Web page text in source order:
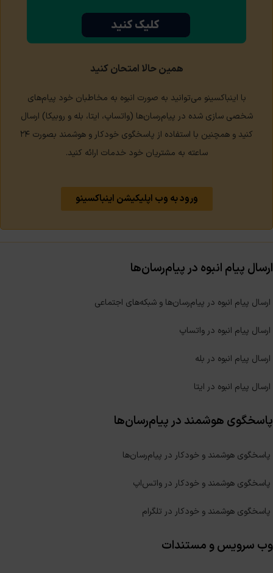
همین حالا امتحان کنید
با اینباکسینو می‌توانید به صورت انبوه به مخاطبان خود پیام‌های
شخصی سازی شده در پیام‌رسان‌ها (واتساپ، ایتا، بله و روبیکا) ارسال
کنید و همچنین با استفاده از پاسخگوی خودکار و هوشمند بصورت ۲۴
ساعته به مشتریان خود خدمات ارائه کنید.
ورود به وب اپلیکیشن اینباکسینو
ارسال پیام انبوه در پیام‌رسان‌ها
ارسال پیام انبوه در پیام‌رسان‌ها و شبکه‌های اجتماعی
ارسال پیام انبوه در واتساپ
ارسال پیام انبوه در بله
ارسال پیام انبوه در ایتا
پاسخگوی هوشمند در پیام‌رسان‌ها
پاسخگوی هوشمند و خودکار در پیام‌رسان‌ها
پاسخگوی هوشمند و خودکار در واتس‌اپ
پاسخگوی هوشمند و خودکار در تلگرام
وب سرویس و مستندات